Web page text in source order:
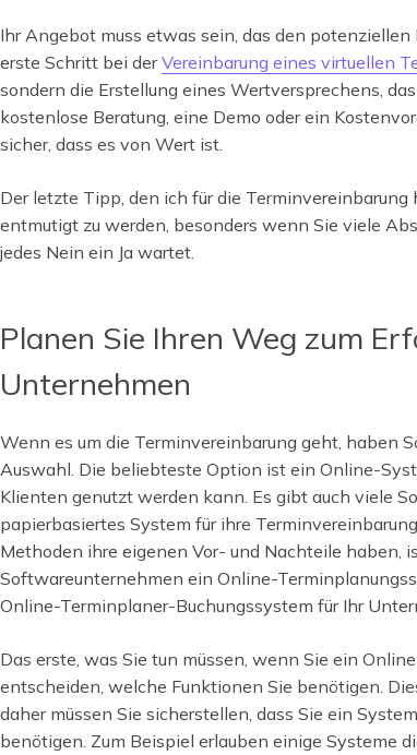
Ihr Angebot muss etwas sein, das den
erste Schritt bei derVereinbarung eines virtuellen
sondern die Erstellung eines Wertversprechens,
kostenlose Beratung, eine Demo oder ein
sicher, dass es von Wert ist.
Der letzte Tipp, den ich für die
entmutigt zu werden, besonders wenn Sie viele
jedes Nein ein Ja wartet.
Planen Sie Ihren Weg zum
Unternehmen
Wenn es um die Terminvereinbarung geht, haben
Auswahl. Die beliebteste Option ist ein Online-
Klienten genutzt werden kann. Es gibt auch viele
papierbasiertes System für ihre
Methoden ihre eigenen Vor- und Nachteile haben,
Softwareunternehmen ein Online-
Online-Terminplaner-Buchungssystem für Ihr
Das erste, was Sie tun müssen, wenn Sie ein
entscheiden, welche Funktionen Sie benötigen.
daher müssen Sie sicherstellen, dass Sie ein
benötigen. Zum Beispiel erlauben einige Systeme